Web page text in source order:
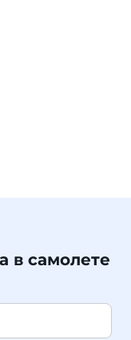
в самолете